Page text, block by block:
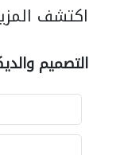
اكتشف
التصميم